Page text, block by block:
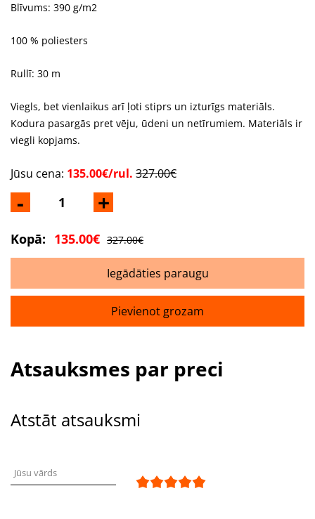
Blīvums: 390 g/m2
100 % poliesters
Rullī: 30 m
Viegls, bet vienlaikus arī ļoti stiprs un izturīgs materiāls.
Kodura pasargās pret vēju, ūdeni un netīrumiem. Materiāls ir
viegli kopjams.
- +
Jūsu cena: 135.00€/rul. 327.00€
Kopā: 135.00€ 327.00€
Iegādāties paraugu
Pievienot grozam
Atsauksmes par preci
Atstāt atsauksmi
Jūsu vārds